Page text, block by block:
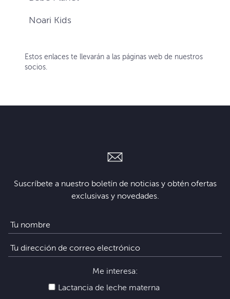
Noari Kids
Estos enlaces te llevarán a las páginas web de nuestros
socios.
Suscríbete a nuestro boletín de noticias y obtén ofertas
exclusivas y novedades.
Me interesa:
Lactancia de leche materna